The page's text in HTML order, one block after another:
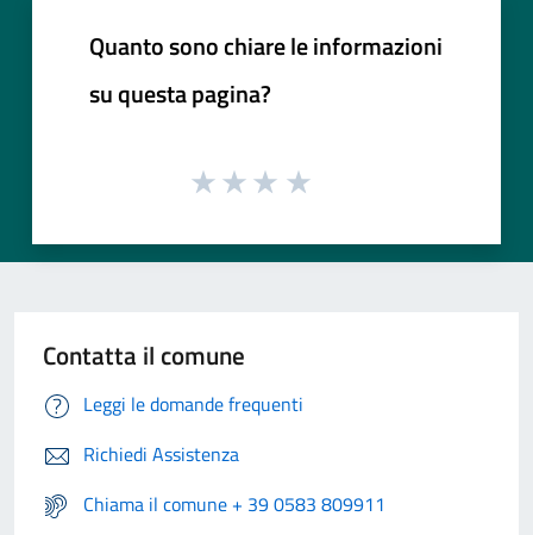
Quanto sono chiare le informazioni
su questa pagina?
Contatta il comune
Leggi le domande frequenti
Richiedi Assistenza
Chiama il comune + 39 0583 809911